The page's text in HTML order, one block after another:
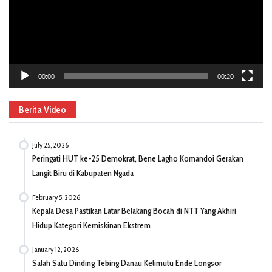
00:00 00:20
Berita Video
July 25, 2026
Peringati HUT ke-25 Demokrat, Bene Lagho Komandoi Gerakan
Langit Biru di Kabupaten Ngada
February 5, 2026
Kepala Desa Pastikan Latar Belakang Bocah di NTT Yang Akhiri
Hidup Kategori Kemiskinan Ekstrem
January 12, 2026
Salah Satu Dinding Tebing Danau Kelimutu Ende Longsor